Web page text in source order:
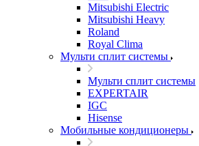
Mitsubishi Electric
Mitsubishi Heavy
Roland
Royal Clima
Мульти сплит системы
Мульти сплит системы
EXPERTAIR
IGC
Hisense
Мобильные кондиционеры